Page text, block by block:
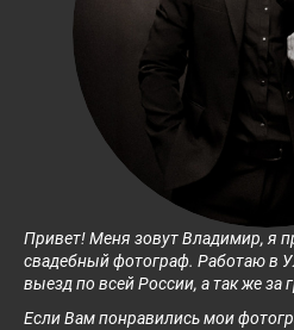
Привет! Меня зовут Владимир, я
свадебный фотограф. Работаю в
выезд по всей России, а так же за
Если Вам понравились мои